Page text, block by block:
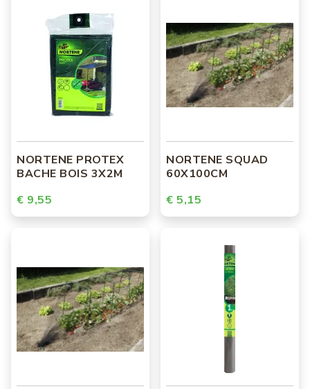
NORTENE PROTEX
BACHE BOIS 3X2M
€ 9,55
NORTENE SQUAD
60X100CM
€ 5,15